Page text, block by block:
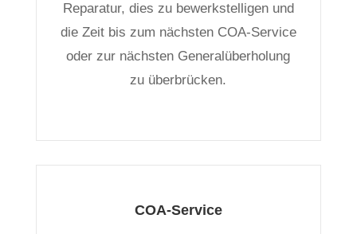
Reparatur, dies zu bewerkstelligen und
die Zeit bis zum nächsten COA-Service
oder zur nächsten Generalüberholung
zu überbrücken.
COA-Service